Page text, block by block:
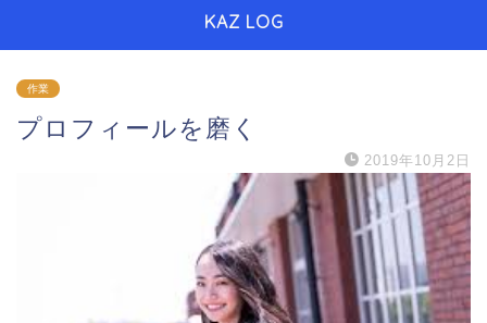
KAZ LOG
作業
プロフィールを磨く
2019年10月2日